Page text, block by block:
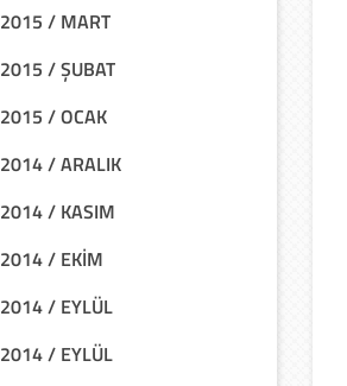
2015 / MART
2015 / ŞUBAT
2015 / OCAK
2014 / ARALIK
2014 / KASIM
2014 / EKİM
2014 / EYLÜL
2014 / EYLÜL